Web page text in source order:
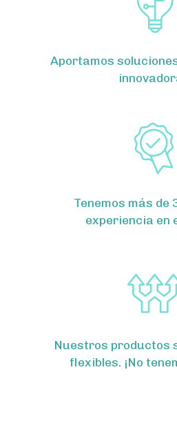
Aportamos
Tenemos más de
experiencia en
Nuestros productos
flexibles. ¡No